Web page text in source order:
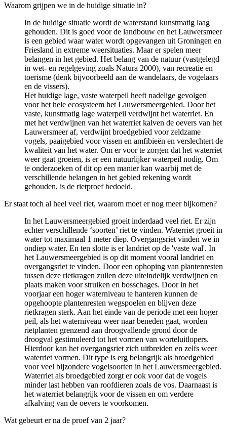
Waarom grijpen we in de huidige situatie in?
In de huidige situatie wordt de waterstand kunstmatig laag
gehouden. Dit is goed voor de landbouw en het Lauwersmeer
is een gebied waar water wordt opgevangen uit Groningen en
Friesland in extreme weersituaties. Maar er spelen meer
belangen in het gebied. Het belang van de natuur (vastgelegd
in wet- en regelgeving zoals Natura 2000), van recreatie en
toerisme (denk bijvoorbeeld aan de wandelaars, de vogelaars
en de vissers).
Het huidige lage, vaste waterpeil heeft nadelige gevolgen
voor het hele ecosysteem het Lauwersmeergebied. Door het
vaste, kunstmatig lage waterpeil verdwijnt het waterriet. En
met het verdwijnen van het waterriet kalven de oevers van het
Lauwersmeer af, verdwijnt broedgebied voor zeldzame
vogels, paaigebied voor vissen en amfibieën en verslechtert de
kwaliteit van het water. Om er voor te zorgen dat het waterriet
weer gaat groeien, is er een natuurlijker waterpeil nodig. Om
te onderzoeken of dit op een manier kan waarbij met de
verschillende belangen in het gebied rekening wordt
gehouden, is de rietproef bedoeld.
Er staat toch al heel veel riet, waarom moet er nog meer bijkomen?
In het Lauwersmeergebied groeit inderdaad veel riet. Er zijn
echter verschillende ‘soorten’ riet te vinden. Waterriet groeit in
water tot maximaal 1 meter diep. Overgangsriet vinden we in
ondiep water. En ten slotte is er landriet op de 'vaste wal'. In
het Lauwersmeergebied is op dit moment vooral landriet en
overgangsriet te vinden. Door een ophoping van plantenresten
tussen deze rietkragen zullen deze uiteindelijk verdwijnen en
plaats maken voor struiken en bosschages. Door in het
voorjaar een hoger waterniveau te hanteren kunnen de
opgehoopte plantenresten wegspoelen en blijven deze
rietkragen sterk. Aan het einde van de periode met een hoger
peil, als het waterniveau weer naar beneden gaat, worden
rietplanten grenzend aan droogvallende grond door de
droogval gestimuleerd tot het vormen van worteluitlopers.
Hierdoor kan het overgangsriet zich uitbreiden en zelfs weer
waterriet vormen. Dit type is erg belangrijk als broedgebied
voor veel bijzondere vogelsoorten in het Lauwersmeergebied.
Waterriet als broedgebied zorgt er ook voor dat de vogels
minder last hebben van roofdieren zoals de vos. Daarnaast is
het waterriet belangrijk voor de vissen en om verdere
afkalving van de oevers te voorkomen.
Wat gebeurt er na de proef van 2 jaar?